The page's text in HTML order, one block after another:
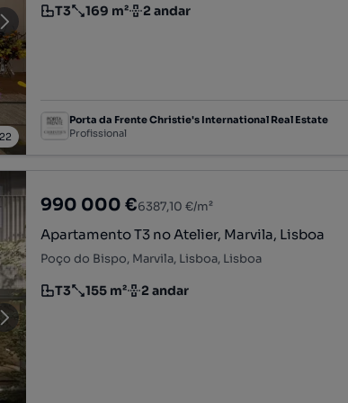
22
Tipologia
T3
Preço por metro quadrado
169 m²
Andar 2 andar
Porta da Frente Christie's International Real Estate
Profissional
990 000 €6387,10 €/m²
Apartamento T3 no Atelier, Marvila, Lisboa
Poço do Bispo, Marvila, Lisboa, Lisboa
Tipologia
T3
Preço por metro quadrado
155 m²
Andar 2 andar